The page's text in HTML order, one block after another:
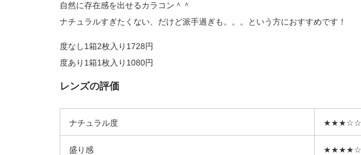
自然に存在感を出せるカラコン＾＾
ナチュラルすぎたくない、だけど派手過ぎも。。。という方におすすめです！
度なし1箱2枚入り1728円
度あり1箱1枚入り1080円
レンズの評価
ナチュラル度 ★★★☆☆
盛り感 ★★★★☆